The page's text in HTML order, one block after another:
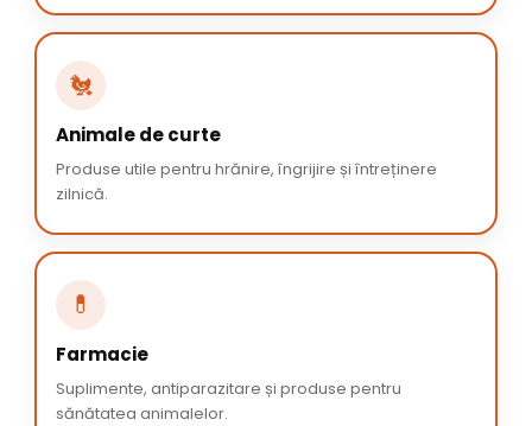
🐔
Animale de curte
Produse utile pentru hrănire, îngrijire și întreținere
zilnică.
💊
Farmacie
Suplimente, antiparazitare și produse pentru
sănătatea animalelor.